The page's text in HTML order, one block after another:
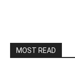
MOST READ